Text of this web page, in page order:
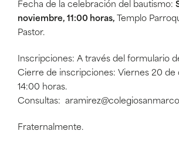
Fecha de la celebración del bautismo:
noviembre, 11:00 horas, Templo
Pastor.
Inscripciones: A través del formulario
Cierre de inscripciones: Viernes 20 de
14:00 horas.
Consultas:
Fraternalmente.